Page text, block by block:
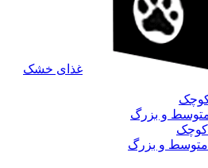
غذای خشک
کوچک
متوسط و بزرگ
کوچک
متوسط و بزرگ